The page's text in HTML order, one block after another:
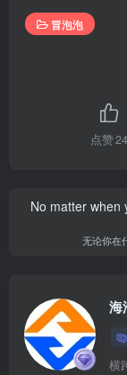
冒泡泡
点赞24
No matter when
无论你在
海
横